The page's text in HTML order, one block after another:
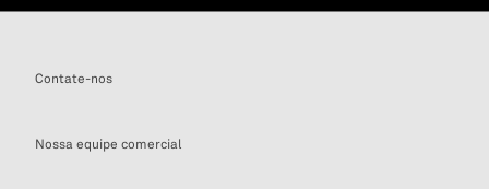
Contate-nos
Nossa equipe comercial